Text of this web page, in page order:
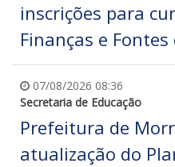
inscrições para
Finanças e
07/08/2026 08:36
Secretaria de Educação
Prefeitura de
atualização do